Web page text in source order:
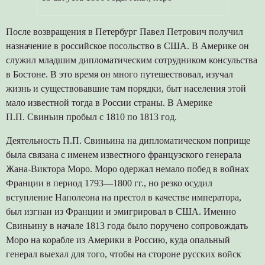
После возвращения в Петербург Павел Петрович получил
назначение в российское посольство в США. В Америке он
служил младшим дипломатическим сотрудником консульства
в Бостоне. В это время он много путешествовал, изучал
жизнь и существовавшие там порядки, быт населения этой
мало известной тогда в России страны. В Америке
П.П. Свиньин пробыл с 1810 по 1813 год.
Деятельность П.П. Свиньина на дипломатическом поприще
была связана с именем известного французского генерала
Жана-Виктора Моро. Моро одержал немало побед в войнах
Франции в период 1793—1800 гг., но резко осудил
вступление Наполеона на престол в качестве императора,
был изгнан из Франции и эмигрировал в США. Именно
Свиньину в начале 1813 года было поручено сопровождать
Моро на корабле из Америки в Россию, куда опальный
генерал выехал для того, чтобы на стороне русских войск